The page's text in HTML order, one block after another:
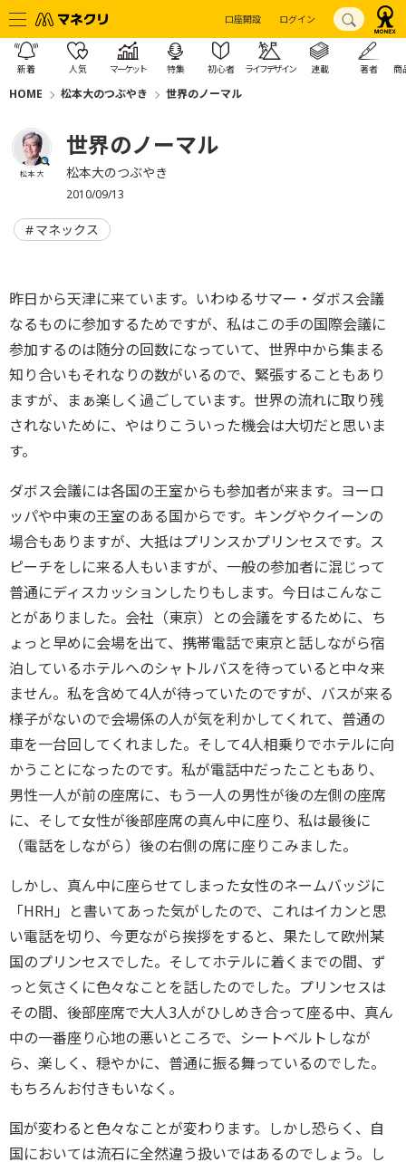
口座開設 ログイン
新着 人気 マーケット 特集 初心者 ライフデザイン 連載 著者 商
HOME 松本大のつぶやき 世界のノーマル
松本 大
世界のノーマル
松本大のつぶやき
2010/09/13
マネックス
昨日から天津に来ています。いわゆるサマー・ダボス会議
なるものに参加するためですが、私はこの手の国際会議に
参加するのは随分の回数になっていて、世界中から集まる
知り合いもそれなりの数がいるので、緊張することもあり
ますが、まぁ楽しく過ごしています。世界の流れに取り残
されないために、やはりこういった機会は大切だと思いま
す。
ダボス会議には各国の王室からも参加者が来ます。ヨーロ
ッパや中東の王室のある国からです。キングやクイーンの
場合もありますが、大抵はプリンスかプリンセスです。ス
ピーチをしに来る人もいますが、一般の参加者に混じって
普通にディスカッションしたりもします。今日はこんなこ
とがありました。会社（東京）との会議をするために、ち
ょっと早めに会場を出て、携帯電話で東京と話しながら宿
泊しているホテルへのシャトルバスを待っていると中々来
ません。私を含めて4人が待っていたのですが、バスが来る
様子がないので会場係の人が気を利かしてくれて、普通の
車を一台回してくれました。そして4人相乗りでホテルに向
かうことになったのです。私が電話中だったこともあり、
男性一人が前の座席に、もう一人の男性が後の左側の座席
に、そして女性が後部座席の真ん中に座り、私は最後に
（電話をしながら）後の右側の席に座りこみました。
しかし、真ん中に座らせてしまった女性のネームバッジに
「HRH」と書いてあった気がしたので、これはイカンと思
い電話を切り、今更ながら挨拶をすると、果たして欧州某
国のプリンセスでした。そしてホテルに着くまでの間、ず
っと気さくに色々なことを話したのでした。プリンセスは
その間、後部座席で大人3人がひしめき合って座る中、真ん
中の一番座り心地の悪いところで、シートベルトしなが
ら、楽しく、穏やかに、普通に振る舞っているのでした。
もちろんお付きもいなく。
国が変わると色々なことが変わります。しかし恐らく、自
国においては流石に全然違う扱いではあるのでしょう。し